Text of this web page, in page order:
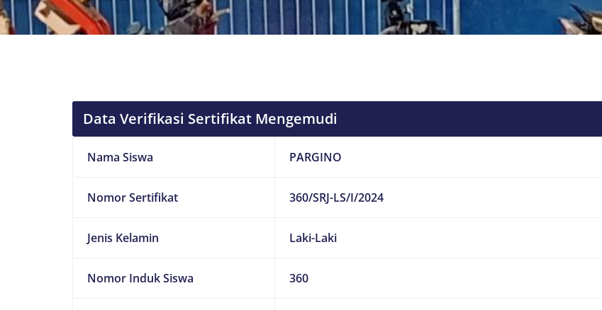
Data Verifikasi Sertifikat Mengemudi
Nama Siswa PARGINO
Nomor Sertifikat 360/SRJ-LS/I/2024
Jenis Kelamin Laki-Laki
Nomor Induk Siswa 360